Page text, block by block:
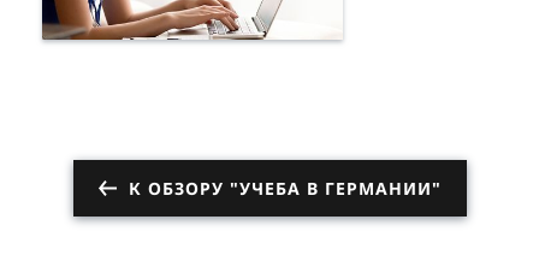
К ОБЗОРУ "УЧЕБА В ГЕРМАНИИ"